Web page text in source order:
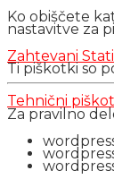
Ko obiščete
nastavitve za
Zahtevani
Ti piškotki so
Tehnični
Za pravilno